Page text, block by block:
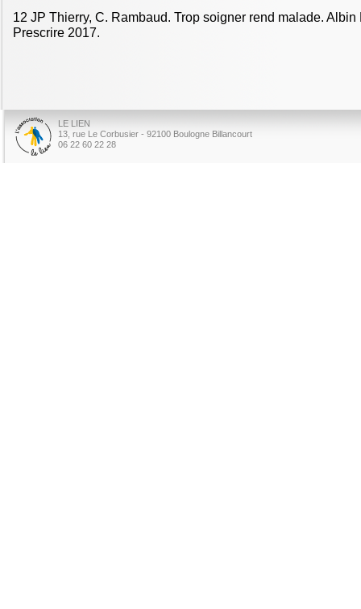
12 JP Thierry, C. Rambaud. Trop soigner rend malade.
Prescrire 2017.
LE LIEN
13, rue Le Corbusier - 92100 Boulogne Billancourt
06 22 60 22 28